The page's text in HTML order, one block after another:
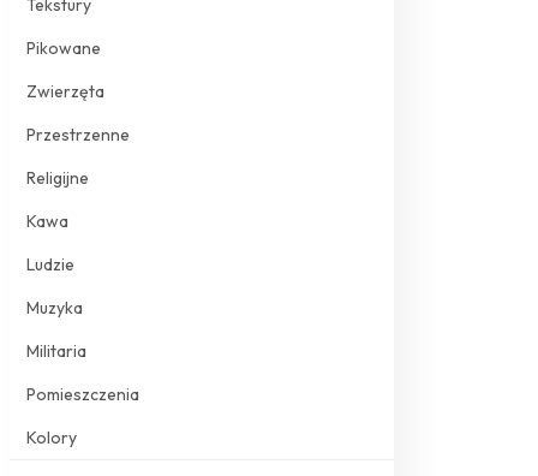
Tekstury
Pikowane
Zwierzęta
Przestrzenne
Religijne
Kawa
Ludzie
Muzyka
Militaria
Pomieszczenia
Kolory